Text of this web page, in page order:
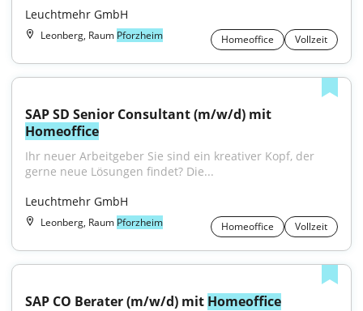
Leuchtmehr GmbH
Leonberg, Raum Pforzheim Homeoffice Vollzeit
Homeoffice
Ihr neuer Arbeitgeber Sie sind ein kreativer Kopf, der
gerne neue Lösungen findet? Die...
Leuchtmehr GmbH
Leonberg, Raum Pforzheim Homeoffice Vollzeit
SAP CO Berater (m/w/d) mit Homeoffice